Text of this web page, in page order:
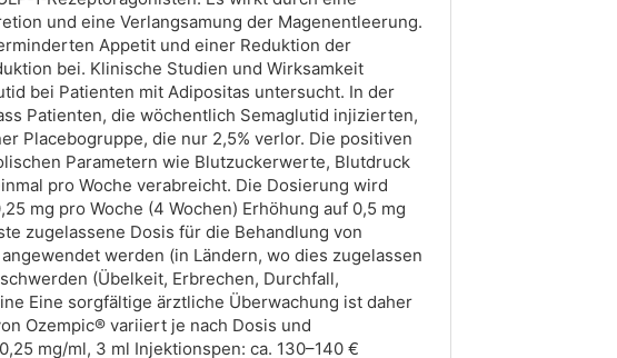
und eine Verlangsamung der Magenentleerung.
Appetit und einer Reduktion der
bei. Klinische Studien und Wirksamkeit
bei Patienten mit Adipositas untersucht. In der
Patienten, die wöchentlich Semaglutid injizierten,
Placebogruppe, die nur 2,5% verlor. Die positiven
Parametern wie Blutzuckerwerte, Blutdruck
pro Woche verabreicht. Die Dosierung wird
mg pro Woche (4 Wochen) Erhöhung auf 0,5 mg
zugelassene Dosis für die Behandlung von
werden (in Ländern, wo dies zugelassen
(Übelkeit, Erbrechen, Durchfall,
Eine sorgfältige ärztliche Überwachung ist daher
Ozempic® variiert je nach Dosis und
mg/ml, 3 ml Injektionspen: ca. 130–140 €